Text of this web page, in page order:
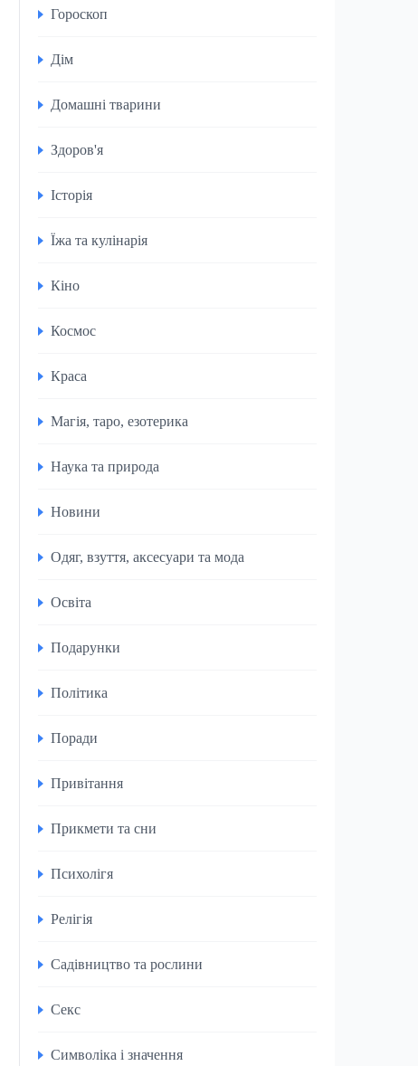
Гороскоп
Дім
Домашні тварини
Здоров'я
Історія
Їжа та кулінарія
Кіно
Космос
Краса
Магія, таро, езотерика
Наука та природа
Новини
Одяг, взуття, аксесуари та мода
Освіта
Подарунки
Політика
Поради
Привітання
Прикмети та сни
Психолігя
Релігія
Садівництво та рослини
Секс
Символіка і значення